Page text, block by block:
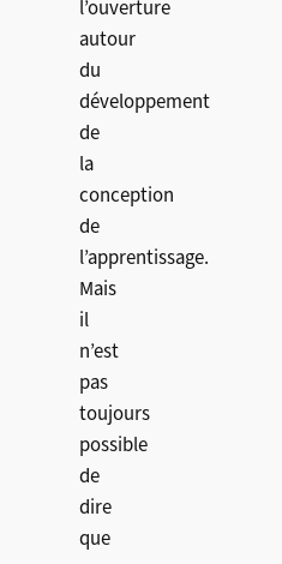
l’ouverture
autour
du
développement
de
la
conception
de
l’apprentissage.
Mais
il
n’est
pas
toujours
possible
de
dire
que